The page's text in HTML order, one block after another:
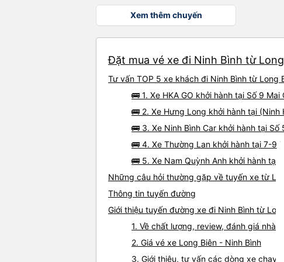
Xem thêm chuyến
Đặt mua vé xe đi Ninh Bình từ
Tư vấn TOP 5 xe khách đi Ninh Bình từ
🚌 1. Xe HKA GO khởi hành tại Số 9
🚌 2. Xe Hưng Long khởi hành tại (Ninh
🚌 3. Xe Ninh Bình Car khởi hành tại
🚌 4. Xe Thường Lan khởi hành tại 7-9
🚌 5. Xe Nam Quỳnh Anh khởi hành tại
Những câu hỏi thường gặp về tuyến xe từ
Thông tin tuyến đường
Giới thiệu tuyến đường xe đi Ninh Bình từ
1. Về chất lượng, review, đánh giá nhà
2. Giá vé xe Long Biên - Ninh Bình
3. Giới thiệu, tư vấn các dòng xe chạy